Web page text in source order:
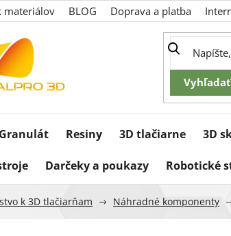
materiálov BLOG Doprava a platba
Granulát Resiny 3D tlačiarne 3D
Darčeky a poukazy Robotické
k 3D tlačiarňam Náhradné komponenty